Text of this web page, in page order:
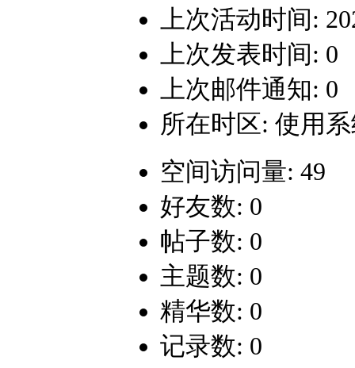
上次活动时间:
上次发表时间: 0
上次邮件通知: 0
所在时区: 使用
空间访问量: 49
好友数: 0
帖子数: 0
主题数: 0
精华数: 0
记录数: 0